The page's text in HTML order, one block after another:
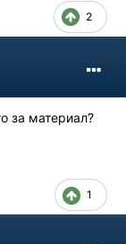
2
за материал?
1